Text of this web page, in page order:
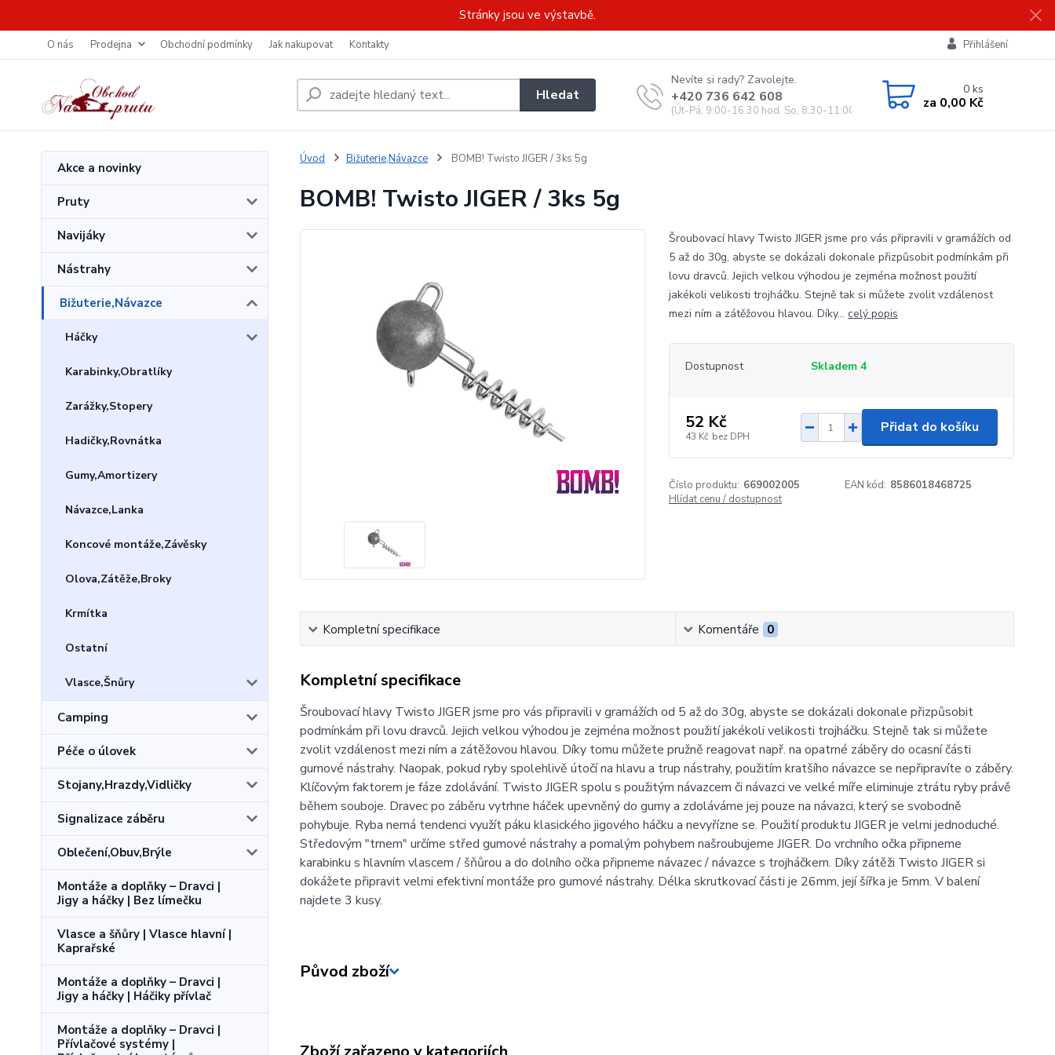
Stránky jsou ve výstavbě.
O nás Prodejna Obchodní podmínky Jak nakupovat Kontakty Přihlášení
Hledat
Nevíte si rady? Zavolejte.
+420 736 642 608
(Út-Pá, 9:00-16.30 hod. So, 8.30-11:00 hod.)
0ks
za 0,00 Kč
Akce a novinky
Pruty
Navijáky
Nástrahy
Bižuterie,Návazce
Háčky
Karabinky,Obratlíky
Zarážky,Stopery
Hadičky,Rovnátka
Gumy,Amortizery
Návazce,Lanka
Koncové montáže,Závěsky
Olova,Zátěže,Broky
Krmítka
Ostatní
Vlasce,Šnůry
Camping
Péče o úlovek
Stojany,Hrazdy,Vidličky
Signalizace záběru
Oblečení,Obuv,Brýle
Montáže a doplňky – Dravci |
Jigy a háčky | Bez límečku
Vlasce a šňůry | Vlasce hlavní |
Kaprařské
Montáže a doplňky – Dravci |
Jigy a háčky | Háčiky přívlač
Montáže a doplňky – Dravci |
Přívlačové systémy |
Úvod Bižuterie,Návazce BOMB! Twisto JIGER / 3ks 5g
BOMB! Twisto JIGER / 3ks 5g
Šroubovací hlavy Twisto JIGER jsme pro vás připravili v gramážích od
5 až do 30g, abyste se dokázali dokonale přizpůsobit podmínkám při
lovu dravců. Jejich velkou výhodou je zejména možnost použití
jakékoli velikosti trojháčku. Stejně tak si můžete zvolit vzdálenost
mezi ním a zátěžovou hlavou. Díky... celý popis
Dostupnost Skladem 4
52 Kč
43 Kč bez DPH
Přidat do košíku
Číslo produktu: 669002005 EAN kód: 8586018468725
Hlídat cenu / dostupnost
Kompletní specifikace Komentáře 0
Kompletní specifikace
Šroubovací hlavy Twisto JIGER jsme pro vás připravili v gramážích od 5 až do 30g, abyste se dokázali dokonale přizpůsobit
podmínkám při lovu dravců. Jejich velkou výhodou je zejména možnost použití jakékoli velikosti trojháčku. Stejně tak si můžete
zvolit vzdálenost mezi ním a zátěžovou hlavou. Díky tomu můžete pružně reagovat např. na opatrné záběry do ocasní části
gumové nástrahy. Naopak, pokud ryby spolehlivě útočí na hlavu a trup nástrahy, použitím kratšího návazce se nepřipravíte o záběry.
Klíčovým faktorem je fáze zdolávání. Twisto JIGER spolu s použitým návazcem či návazci ve velké míře eliminuje ztrátu ryby právě
během souboje. Dravec po záběru vytrhne háček upevněný do gumy a zdoláváme jej pouze na návazci, který se svobodně
pohybuje. Ryba nemá tendenci využít páku klasického jigového háčku a nevyřízne se. Použití produktu JIGER je velmi jednoduché.
Středovým "trnem" určíme střed gumové nástrahy a pomalým pohybem našroubujeme JIGER. Do vrchního očka připneme
karabinku s hlavním vlascem / šňůrou a do dolního očka připneme návazec / návazce s trojháčkem. Díky zátěži Twisto JIGER si
dokážete připravit velmi efektivní montáže pro gumové nástrahy. Délka skrutkovací části je 26mm, její šířka je 5mm. V balení
najdete 3 kusy.
Původ zboží